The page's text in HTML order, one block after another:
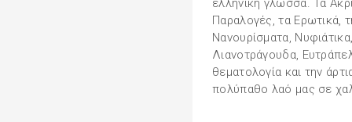
ελληνική γλώσσα. Τα
Παραλογές, τα Ερωτικά,
Νανουρίσματα,
Λιανοτράγουδα,
θεματολογία και την
πολύπαθο λαό μας σε